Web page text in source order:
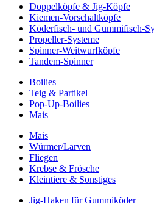
Doppelköpfe & Jig-Köpfe
Kiemen-Vorschaltköpfe
Köderfisch- und Gummifisch-
Propeller-Systeme
Spinner-Weitwurfköpfe
Tandem-Spinner
Boilies
Teig & Partikel
Pop-Up-Boilies
Mais
Mais
Würmer/Larven
Fliegen
Krebse & Frösche
Kleintiere & Sonstiges
Jig-Haken für Gummiköder